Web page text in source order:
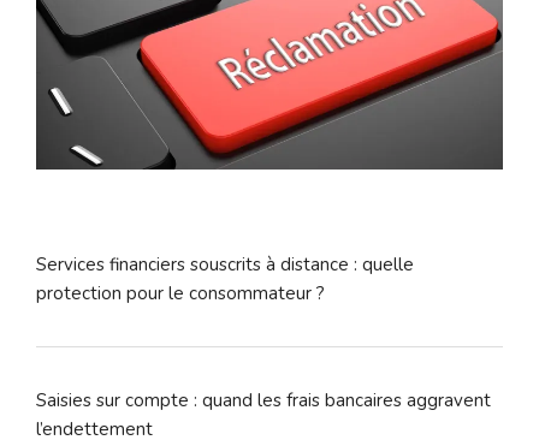
Services financiers souscrits à distance : quelle
protection pour le consommateur ?
Saisies sur compte : quand les frais bancaires aggravent
l’endettement